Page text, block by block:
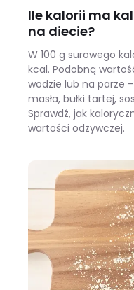
Ile kalorii ma
na diecie?
W 100 g surowego
kcal. Podobną
wodzie lub na parze
masła, bułki tartej,
Sprawdź, jak
wartości odżywczej.